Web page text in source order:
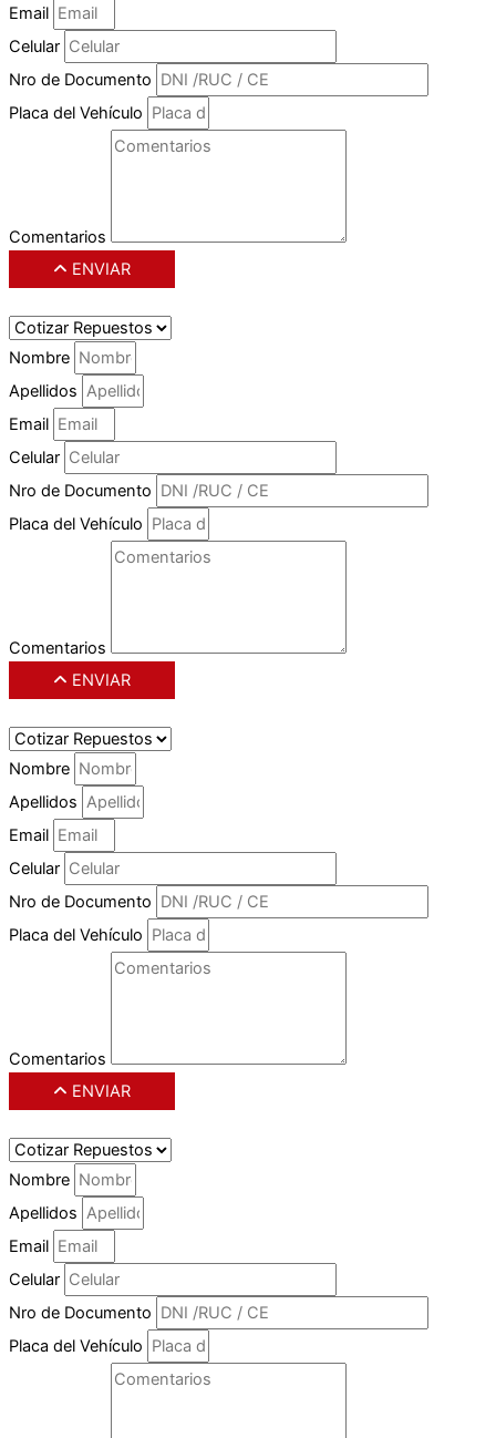
Email
Celular
Nro de Documento
Placa del Vehículo
Comentarios
ENVIAR
Nombre
Apellidos
Email
Celular
Nro de Documento
Placa del Vehículo
Comentarios
ENVIAR
Nombre
Apellidos
Email
Celular
Nro de Documento
Placa del Vehículo
Comentarios
ENVIAR
Nombre
Apellidos
Email
Celular
Nro de Documento
Placa del Vehículo